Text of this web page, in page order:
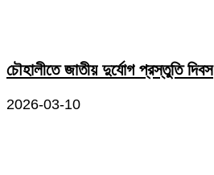
চৌহালীতে জাতীয় দুর্যোগ প্রস্তুতি দিবস
2026-03-10